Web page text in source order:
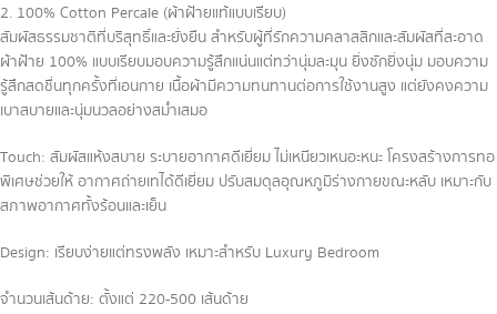
2. 100% Cotton Percale (ผ้าฝ้ายแท้แบบเรียบ)
สัมผัสธรรมชาติที่บริสุทธิ์และยั่งยืน สำหรับผู้ที่รักความคลาสสิกและสัมผัสที่สะอาด
ผ้าฝ้าย 100% แบบเรียบมอบความรู้สึกแน่นแต่ทว่านุ่มละมุน ยิ่งซักยิ่งนุ่ม มอบความ
รู้สึกสดชื่นทุกครั้งที่เอนกาย เนื้อผ้ามีความทนทานต่อการใช้งานสูง แต่ยังคงความ
เบาสบายและนุ่มนวลอย่างสม่ำเสมอ
Touch: สัมผัสแห้งสบาย ระบายอากาศดีเยี่ยม ไม่เหนียวเหนอะหนะ โครงสร้างการทอ
พิเศษช่วยให้ อากาศถ่ายเทได้ดีเยี่ยม ปรับสมดุลอุณหภูมิร่างกายขณะหลับ เหมาะกับ
สภาพอากาศทั้งร้อนและเย็น
Design: เรียบง่ายแต่ทรงพลัง เหมาะสำหรับ Luxury Bedroom
จำนวนเส้นด้าย: ตั้งแต่ 220-500 เส้นด้าย